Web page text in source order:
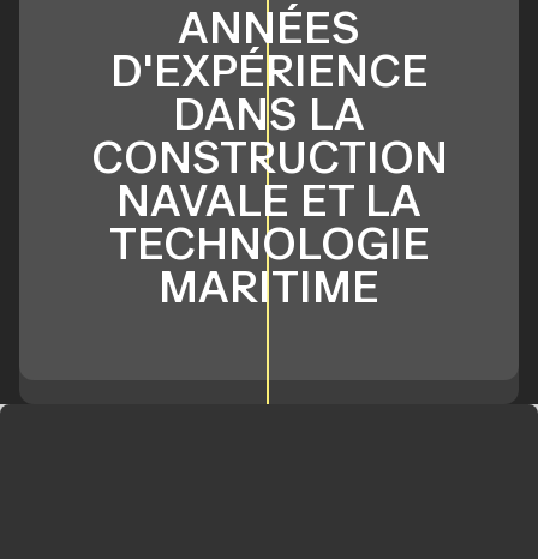
ANNÉES
D'EXPÉRIENCE
DANS LA
CONSTRUCTION
NAVALE ET LA
TECHNOLOGIE
MARITIME